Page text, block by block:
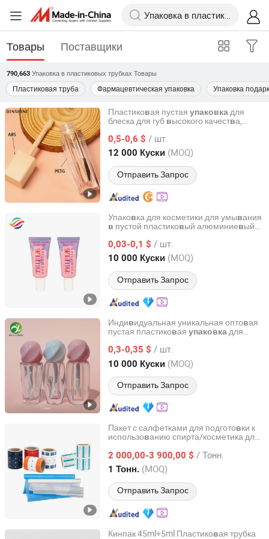
Товары Поставщики
790,663 Упаковка в пластиковых трубках Товары
Пластиковая труба Фармацевтическая упаковка Упаковка
Пластиковая пустая упаковкадля
блеска для губ высокого качества,
из ПЭТГ, но вый продукт
0,5-0,6 $ / шт.
12 000 Куски (MOQ)
Отправить Запрос
Zhuhai Dinshine Plastic Products Co., Ltd.
Guangdong, China с 2025
Упаковка для косметики для умывания
в пустой пластиковый алюминиевый
0,03-0,1 $ / шт.
10 000 Куски (MOQ)
Отправить Запрос
Yangzhou Sox Daily Chemical Co., Ltd.
Jiangsu, China с 2025
Индивидуальная уникальная оптовая
пустая пластиковая упаковкадля
0,3-0,35 $ / шт.
10 000 Куски (MOQ)
Отправить Запрос
Shenzhen Xiansu Technology Co., Ltd.
Guangdong, China с 2026
Пакет с салфетками для подготовки к
использованию спирта/косметика для
коробка/бутылка бумажная трубка/
бумажная коробка/пластико
для блистеров/
взрослых/салфетки для линз/
упаковкасалфеток для подгото
использованию спирта
2 000,00-3 900,00 $ / Тонн.
1 Тонн. (MOQ)
Отправить Запрос
Qingzhou Bright Packaging Technology Co., Ltd
Shandong, China с 2018
Кинпак 45ml+5ml Пластиковая трубка